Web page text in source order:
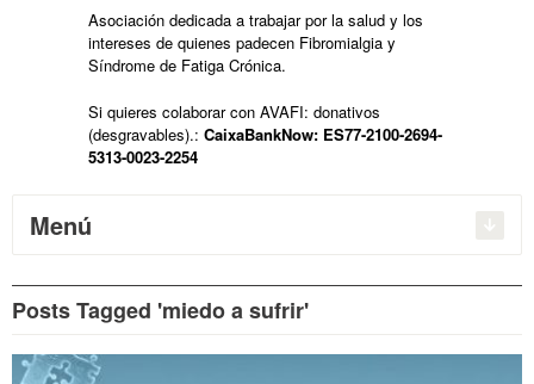
Asociación dedicada a trabajar por la salud y los
intereses de quienes padecen Fibromialgia y
Síndrome de Fatiga Crónica.
Si quieres colaborar con AVAFI: donativos
(desgravables).:CaixaBankNow: ES77-2100-2694-
5313-0023-2254
Menú
Posts Tagged 'miedo a sufrir'